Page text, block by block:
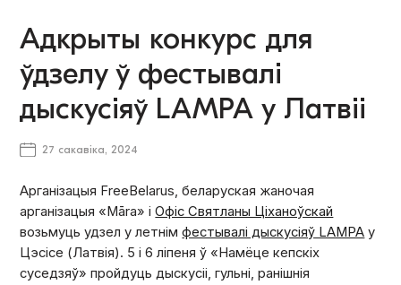
Адкрыты конкурс для
ўдзелу ў фестывалі
дыскусіяў LAMPA у Латвіі
27 сакавіка, 2024
Арганізацыя FreeBelarus, беларуская жаночая
арганізацыя «Māra» іОфіс Святланы Ціханоўскай
возьмуць удзел у летнімфестывалі дыскусіяў LAMPA у
Цэсісе (Латвія). 5 і 6 ліпеня ў «Намёце кепскіх
суседзяў» пройдуць дыскусіі, гульні, ранішнія